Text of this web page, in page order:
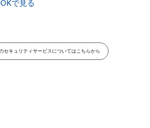
で見る
キュリティサービスについてはこちらから